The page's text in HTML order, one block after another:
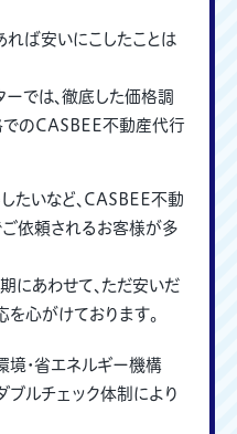
れば安いにこしたことは
では、徹底した価格調
でのCASBEE不動産代行
たいなど、CASBEE不動
依頼されるお客様が多
にあわせて、ただ安いだ
心がけております。
境・省エネルギー機構
ブルチェック体制により